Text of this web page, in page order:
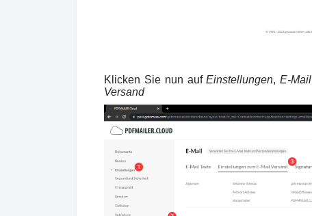
Klicken Sie nun aufEinstellungen,E-Mail
Versand